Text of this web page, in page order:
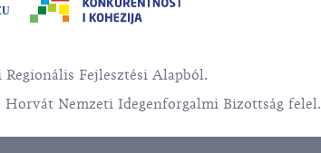
Fejlesztési Alapból.
Nemzeti Idegenforgalmi Bizottság felel.